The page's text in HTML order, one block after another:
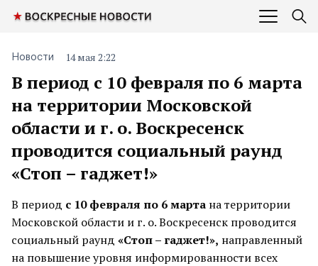
В период с 10 февраля по 6 марта
на территории Московской
области и г. о. Воскресенск
проводится социальный раунд
«Стоп – гаджет!»
Новости 14 мая 2:22
В период с 10 февраля по 6 марта на территории
Московской области и г. о. Воскресенск проводится
социальный раунд «Стоп – гаджет!», направленный
на повышение уровня информированности всех